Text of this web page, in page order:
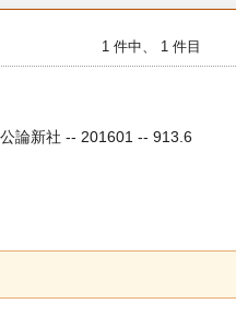
1 件中、 1 件目
論新社 -- 201601 -- 913.6